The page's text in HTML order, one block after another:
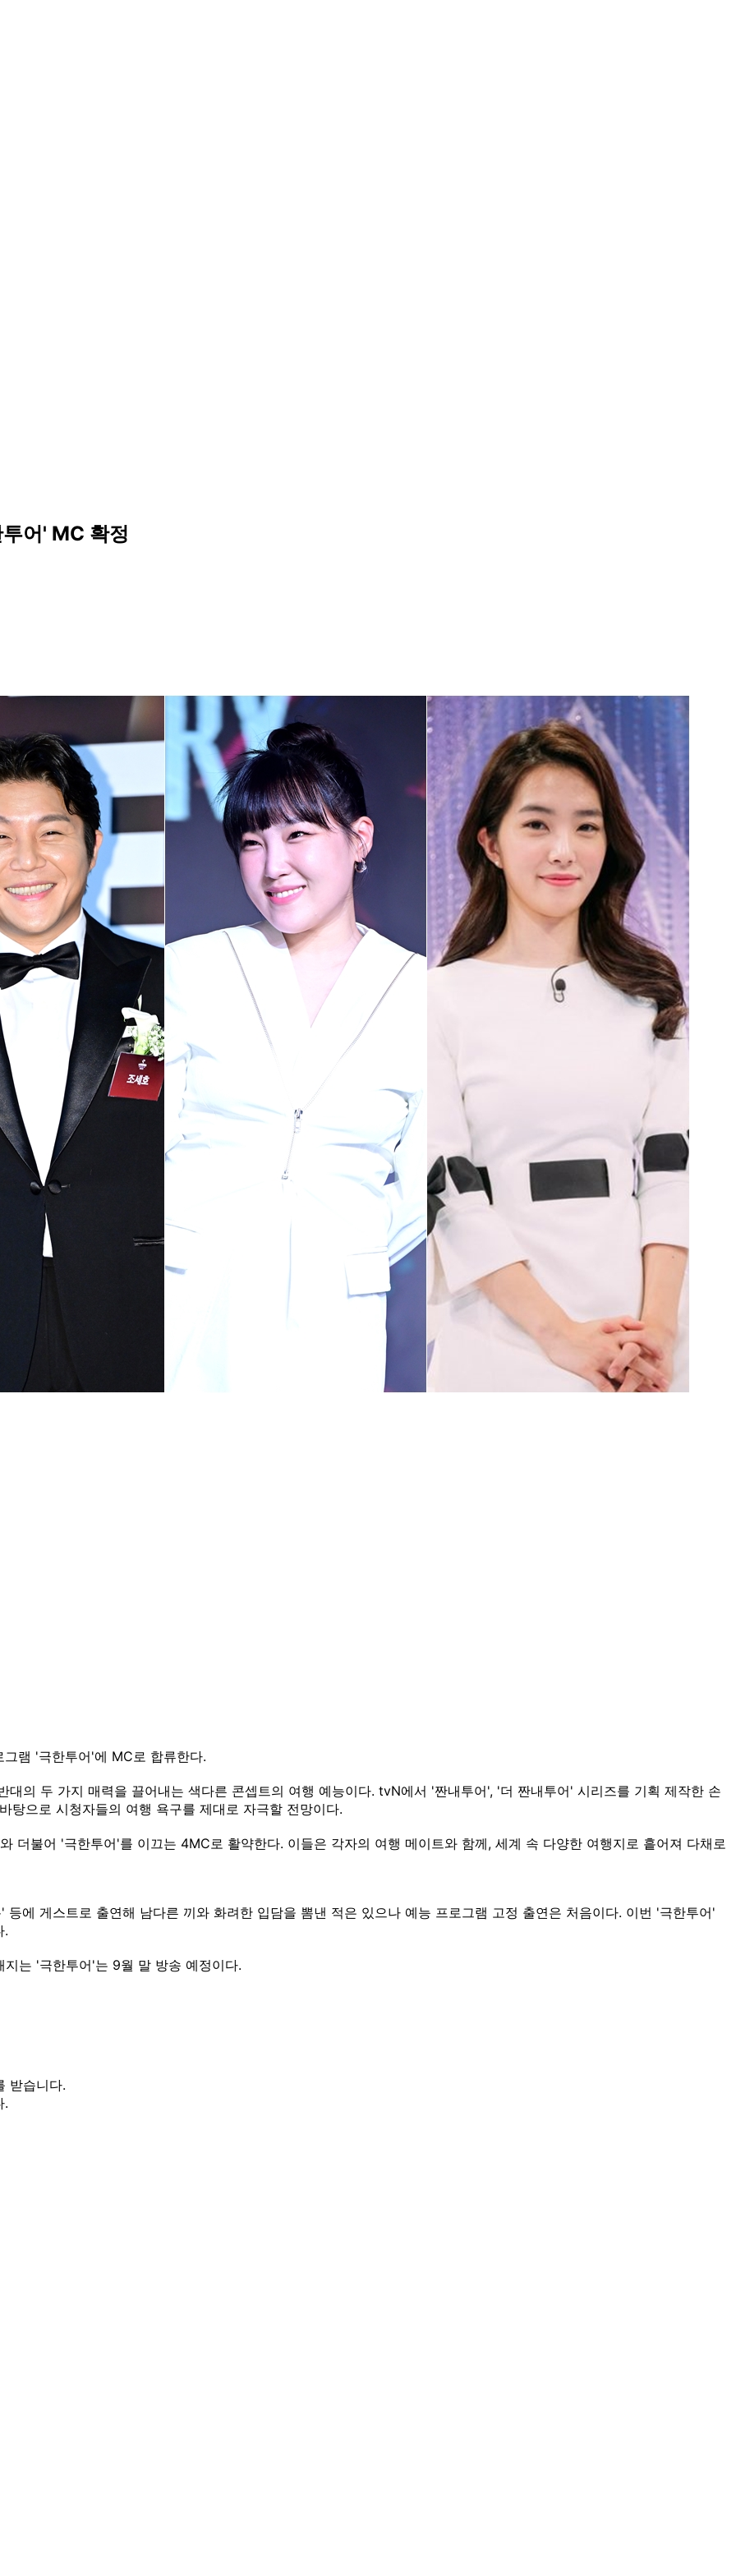
어' MC 확정
램 '극한투어'에 MC로 합류한다.
의 두 가지 매력을 끌어내는 색다른 콘셉트의 여행 예능이다. tvN에서 '짠내투어', '더 짠내투어' 시리즈를 기획 제작한 손
탕으로 시청자들의 여행 욕구를 제대로 자극할 전망이다.
더불어 '극한투어'를 이끄는 4MC로 활약한다. 이들은 각자의 여행 메이트와 함께, 세계 속 다양한 여행지로 흩어져 다채로
에 게스트로 출연해 남다른 끼와 화려한 입담을 뽐낸 적은 있으나 예능 프로그램 고정 출연은 처음이다. 이번 '극한투어'
.
는 '극한투어'는 9월 말 방송 예정이다.
받습니다.
.